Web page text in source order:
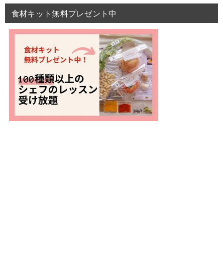
食材キット無料プレゼント中